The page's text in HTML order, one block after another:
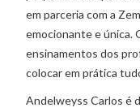
em parceria com a
emocionante e única.
ensinamentos dos
colocar em prática
Andelweyss Carlos é